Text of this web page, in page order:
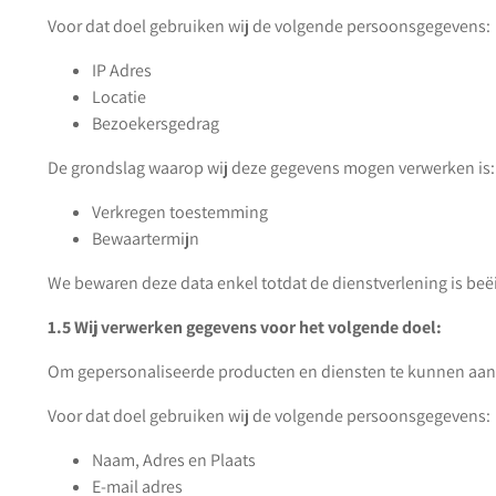
Voor dat doel gebruiken wij de volgende persoonsgegevens:
IP Adres
Locatie
Bezoekersgedrag
De grondslag waarop wij deze gegevens mogen verwerken is:
Verkregen toestemming
Bewaartermijn
We bewaren deze data enkel totdat de dienstverlening is
1.5 Wij verwerken gegevens voor het volgende doel:
Om gepersonaliseerde producten en diensten te kunnen
Voor dat doel gebruiken wij de volgende persoonsgegevens:
Naam, Adres en Plaats
E-mail adres